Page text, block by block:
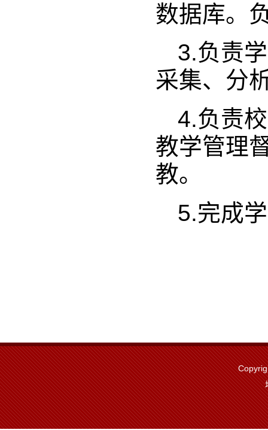
数据库。
3.负责
采集、分
4.负责
教学管理
教。
5.完成